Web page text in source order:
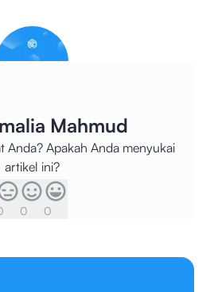
Mahmud
Anda? Apakah Anda menyukai
artikel ini?
0 0